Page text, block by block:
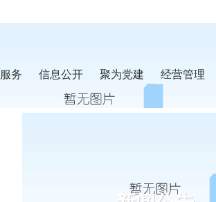
务 信息公开 聚为党建 经营管理